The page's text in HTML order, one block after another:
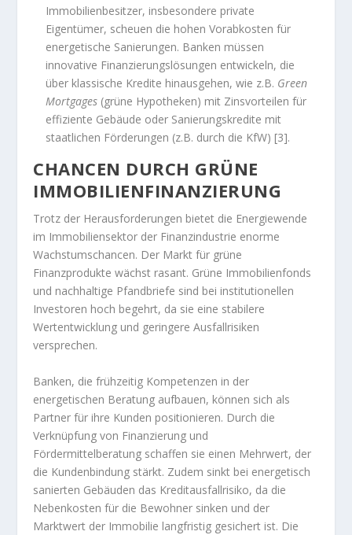
Immobilienbesitzer, insbesondere private
Eigentümer, scheuen die hohen Vorabkosten für
energetische Sanierungen. Banken müssen
innovative Finanzierungslösungen entwickeln, die
über klassische Kredite hinausgehen, wie z.B. Green
Mortgages (grüne Hypotheken) mit Zinsvorteilen für
effiziente Gebäude oder Sanierungskredite mit
staatlichen Förderungen (z.B. durch die KfW) [3].
CHANCEN DURCH GRÜNE
IMMOBILIENFINANZIERUNG
Trotz der Herausforderungen bietet die Energiewende
im Immobiliensektor der Finanzindustrie enorme
Wachstumschancen. Der Markt für grüne
Finanzprodukte wächst rasant. Grüne Immobilienfonds
und nachhaltige Pfandbriefe sind bei institutionellen
Investoren hoch begehrt, da sie eine stabilere
Wertentwicklung und geringere Ausfallrisiken
versprechen.
Banken, die frühzeitig Kompetenzen in der
energetischen Beratung aufbauen, können sich als
Partner für ihre Kunden positionieren. Durch die
Verknüpfung von Finanzierung und
Fördermittelberatung schaffen sie einen Mehrwert, der
die Kundenbindung stärkt. Zudem sinkt bei energetisch
sanierten Gebäuden das Kreditausfallrisiko, da die
Nebenkosten für die Bewohner sinken und der
Marktwert der Immobilie langfristig gesichert ist. Die